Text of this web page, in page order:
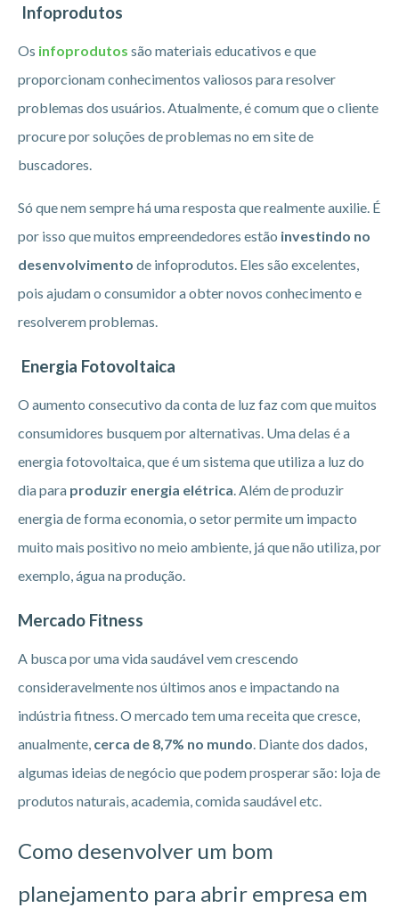
Infoprodutos
Os infoprodutos são materiais educativos e que
proporcionam conhecimentos valiosos para resolver
problemas dos usuários. Atualmente, é comum que o cliente
procure por soluções de problemas no em site de
buscadores.
Só que nem sempre há uma resposta que realmente auxilie. É
por isso que muitos empreendedores estão investindo no
desenvolvimento de infoprodutos. Eles são excelentes,
pois ajudam o consumidor a obter novos conhecimento e
resolverem problemas.
Energia Fotovoltaica
O aumento consecutivo da conta de luz faz com que muitos
consumidores busquem por alternativas. Uma delas é a
energia fotovoltaica, que é um sistema que utiliza a luz do
dia para produzir energia elétrica . Além de produzir
energia de forma economia, o setor permite um impacto
muito mais positivo no meio ambiente, já que não utiliza, por
exemplo, água na produção.
Mercado Fitness
A busca por uma vida saudável vem crescendo
consideravelmente nos últimos anos e impactando na
indústria fitness. O mercado tem uma receita que cresce,
anualmente, cerca de 8,7% no mundo . Diante dos dados,
algumas ideias de negócio que podem prosperar são: loja de
produtos naturais, academia, comida saudável etc.
Como desenvolver um bom
planejamento para abrir empresa em